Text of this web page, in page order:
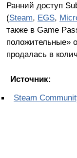
Ранний доступ
(Steam, EGS,
также в Game
положительные»
продалась в
Источник:
Steam